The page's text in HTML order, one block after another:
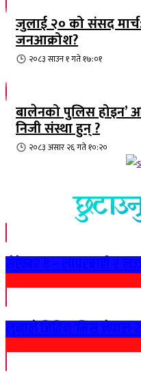
जुलाई २० को संसद
जनआक्रोश?
२०८३ साउन १ गते १७:०१
बालेनको पुलिस होइन’
निजी संस्था हुन् ?
२०८३ असार २६ गते १०:२०